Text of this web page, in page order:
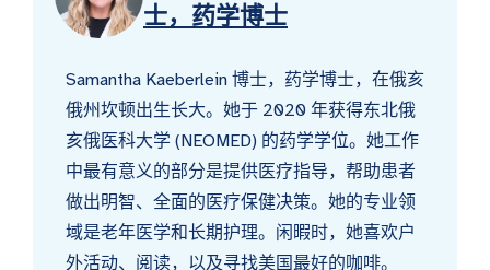
士，药学博士
Samantha Kaeberlein 博士，药学博士，在俄亥
俄州坎顿出生长大。她于 2020 年获得东北俄
亥俄医科大学 (NEOMED) 的药学学位。她工作
中最有意义的部分是提供医疗指导，帮助患者
做出明智、全面的医疗保健决策。她的专业领
域是老年医学和长期护理。闲暇时，她喜欢户
外活动、阅读，以及寻找美国最好的咖啡。